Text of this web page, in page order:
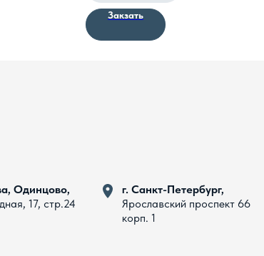
Закзать
Одинцово,
17, стр.24
г. Санкт-Петербург,
Ярославский проспект 66
корп. 1